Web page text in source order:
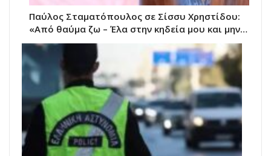
Παύλος Σταματόπουλος σε Σίσσυ Χρηστίδου:
«Από θαύμα ζω – Έλα στην κηδεία μου και μην…